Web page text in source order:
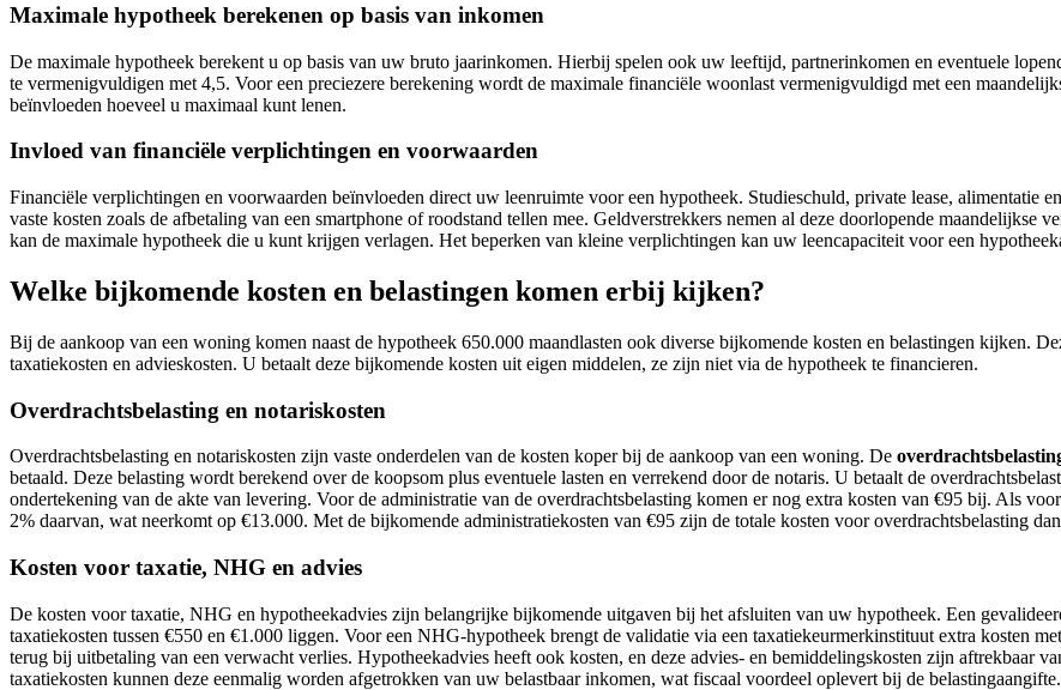
Maximale hypotheek berekenen op basis van inkomen
De maximale hypotheek berekent u op basis van uw bruto jaarinkomen. Hierbij spelen ook uw leeftijd, partnerinkomen en eventuele
te vermenigvuldigen met 4,5. Voor een preciezere berekening wordt de maximale financiële woonlast vermenigvuldigd met een
beïnvloeden hoeveel u maximaal kunt lenen.
Invloed van financiële verplichtingen en voorwaarden
Financiële verplichtingen en voorwaarden beïnvloeden direct uw leenruimte voor een hypotheek. Studieschuld, private lease, alimentatie
vaste kosten zoals de afbetaling van een smartphone of roodstand tellen mee. Geldverstrekkers nemen al deze doorlopende
kan de maximale hypotheek die u kunt krijgen verlagen. Het beperken van kleine verplichtingen kan uw leencapaciteit voor een
Welke bijkomende kosten en belastingen komen erbij kijken?
Bij de aankoop van een woning komen naast de hypotheek 650.000 maandlasten ook diverse bijkomende kosten en belastingen kijken.
taxatiekosten en advieskosten. U betaalt deze bijkomende kosten uit eigen middelen, ze zijn niet via de hypotheek te financieren.
Overdrachtsbelasting en notariskosten
Overdrachtsbelasting en notariskosten zijn vaste onderdelen van de kosten koper bij de aankoop van een woning. De
betaald. Deze belasting wordt berekend over de koopsom plus eventuele lasten en verrekend door de notaris. U betaalt de
ondertekening van de akte van levering. Voor de administratie van de overdrachtsbelasting komen er nog extra kosten van €95 bij. Als
2% daarvan, wat neerkomt op €13.000. Met de bijkomende administratiekosten van €95 zijn de totale kosten voor overdrachtsbelasting
Kosten voor taxatie, NHG en advies
De kosten voor taxatie, NHG en hypotheekadvies zijn belangrijke bijkomende uitgaven bij het afsluiten van uw hypotheek. Een
taxatiekosten tussen €550 en €1.000 liggen. Voor een NHG-hypotheek brengt de validatie via een taxatiekeurmerkinstituut extra kosten
terug bij uitbetaling van een verwacht verlies. Hypotheekadvies heeft ook kosten, en deze advies- en bemiddelingskosten zijn aftrekbaar
taxatiekosten kunnen deze eenmalig worden afgetrokken van uw belastbaar inkomen, wat fiscaal voordeel oplevert bij de belastingaangifte.